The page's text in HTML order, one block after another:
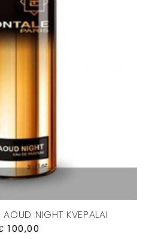
AOUD NIGHT KVEPALAI
100,00